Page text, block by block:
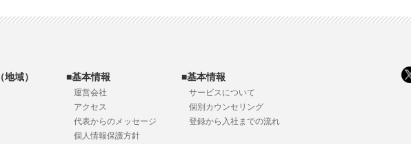
域） ■基本情報
運営会社
アクセス
代表からのメッセージ
個人情報保護方針
■基本情報
サービスについて
個別カウンセリング
登録から入社までの流れ